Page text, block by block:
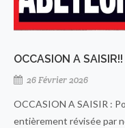
OCCASION A SAISIR!!
26 Février 2026
OCCASION A SAISIR :
entièrement révisée par